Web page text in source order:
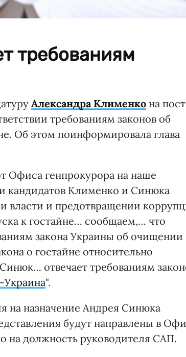
требованиям
Александра Клименко на пост
требованиям законов об
Об этом поинформировала глава
Офиса генпрокурора на наше
кандидатов Клименко и Синюка
власти и предотвращении
к гостайне… сообщаем,… что
закона Украины об очищении
о гостайне относительно
отвечает требованиям
".
на назначение Андрея Синюка
будут направлены в
на должность руководителя САП.